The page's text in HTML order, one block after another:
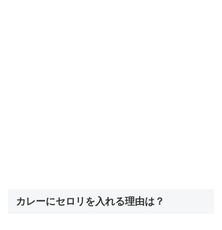
カレーにセロリを入れる理由は？